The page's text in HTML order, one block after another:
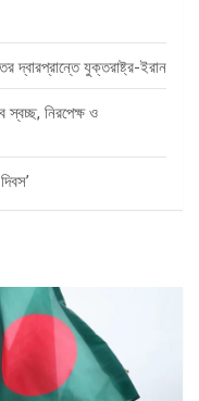
দ্বারপ্রান্তে যুক্তরাষ্ট্র-ইরান
স্বচ্ছ, নিরপেক্ষ ও